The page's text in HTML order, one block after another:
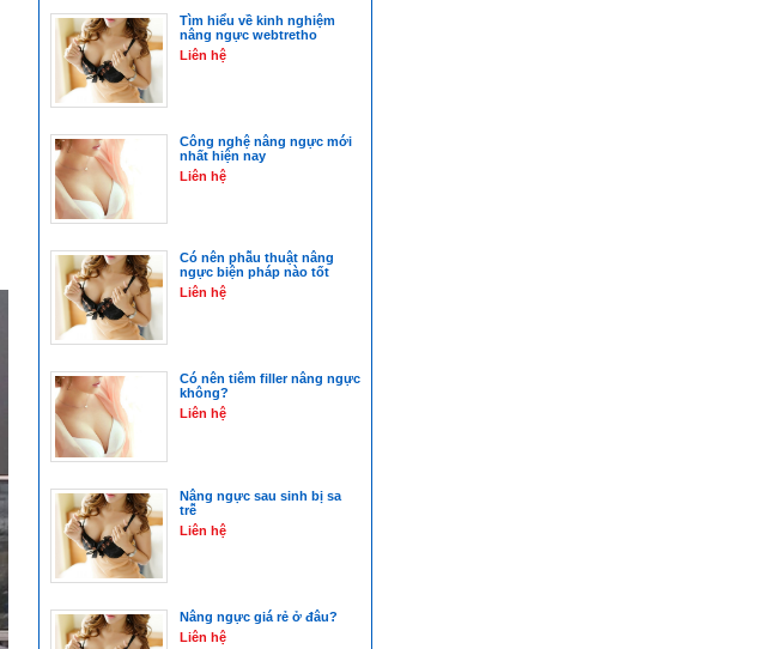
Tìm hiểu về kinh nghiệm
nâng ngực webtretho
Liên hệ
Công nghệ nâng ngực mới
nhất hiện nay
Liên hệ
Có nên phẫu thuật nâng
ngực biện pháp nào tốt
Liên hệ
Có nên tiêm filler nâng ngực
không?
Liên hệ
Nâng ngực sau sinh bị sa
trễ
Liên hệ
Nâng ngực giá rẻ ở đâu?
Liên hệ